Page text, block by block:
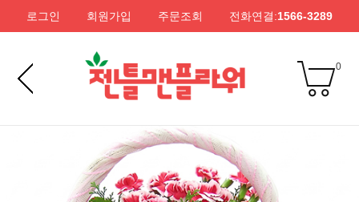
로그인 회원가입 주문조회 전화연결:1566-3289
0